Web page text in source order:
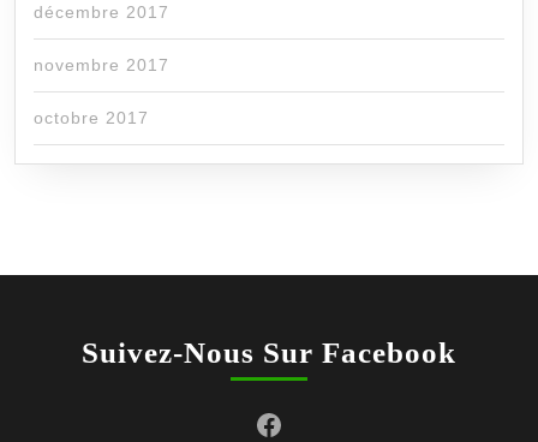
décembre 2017
novembre 2017
octobre 2017
Suivez-Nous Sur Facebook
Facebook